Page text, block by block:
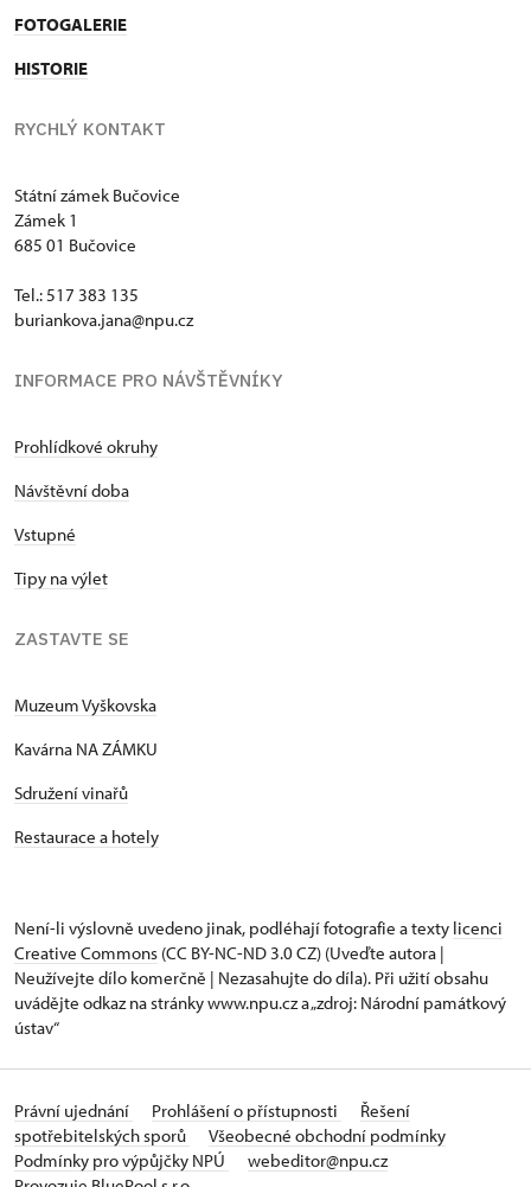
FOTOGALERIE
HISTORIE
RYCHLÝ KONTAKT
Státní zámek Bučovice
Zámek 1
685 01 Bučovice
Tel.: 517 383 135
buriankova.jana@npu.cz
INFORMACE PRO NÁVŠTĚVNÍKY
Prohlídkové okruhy
Návštěvní doba
Vstupné
Tipy na výlet
ZASTAVTE SE
Muzeum Vyškovska
Kavárna NA ZÁMKU
Sdružení vinařů
Restaurace a hotely
Není-li výslovně uvedeno jinak, podléhají fotografie a texty licenci
Creative Commons (CC BY-NC-ND 3.0 CZ) (Uveďte autora |
Neužívejte dílo komerčně | Nezasahujte do díla). Při užití obsahu
uvádějte odkaz na stránky www.npu.cz a „zdroj: Národní památkový
ústav“
Právní ujednání Prohlášení o přístupnosti
Řešení
spotřebitelských sporů
Všeobecné obchodní podmínky
Podmínky pro výpůjčky NPÚ
webeditor@npu.cz